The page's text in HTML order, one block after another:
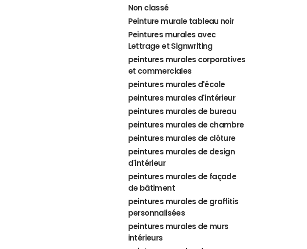
Non classé
Peinture murale tableau noir
Peintures murales avec
Lettrage et Signwriting
peintures murales corporatives
et commerciales
peintures murales d'école
peintures murales d'intérieur
peintures murales de bureau
peintures murales de chambre
peintures murales de clôture
peintures murales de design
d'intérieur
peintures murales de façade
de bâtiment
peintures murales de graffitis
personnalisées
peintures murales de murs
intérieurs